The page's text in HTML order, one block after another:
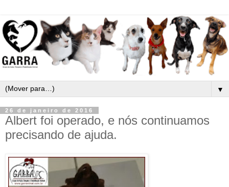
▼
26 de janeiro de 2016
Albert foi operado, e nós continuamos
precisando de ajuda.